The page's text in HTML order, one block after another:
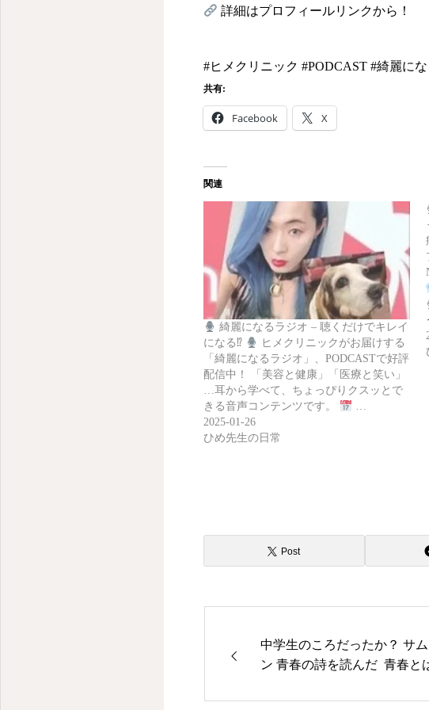
詳細はプロフィールリンクから！
#ヒメクリニック #PODCAST #綺麗に
共有:
Facebook X
関連
綺麗になるラジオ – 聴くだけでキレイ
になる⁉
ヒメクリニックがお届けする
「綺麗になるラジオ」、PODCASTで好評
配信中！ 「美容と健康」「医療と笑い」
…耳から学べて、ちょっぴりクスッとで
きる音声コンテンツです。
…
2025-01-26
ひめ先生の日常
Post
中学生のころだったか？ サ
ン 青春の詩を読んだ ⁡ 青春と
い面差し、紅の唇、しなやか